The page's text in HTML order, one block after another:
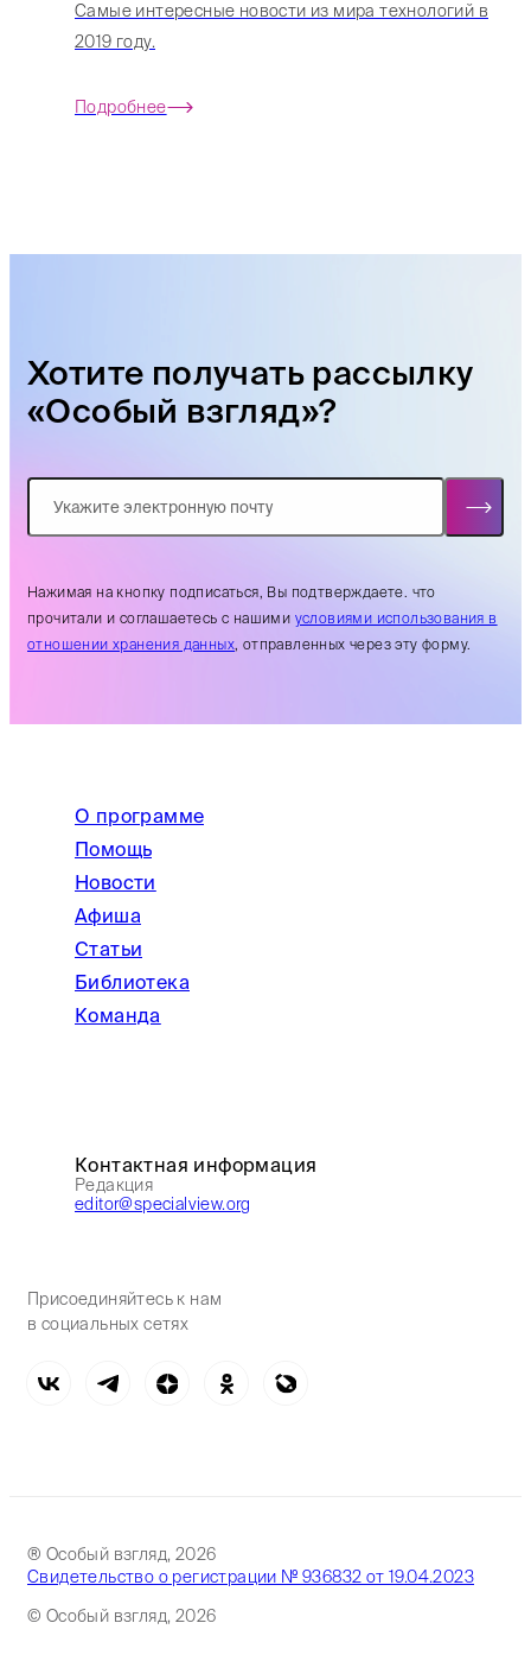
Самые интересные новости из мира технологий в
2019 году.
Подробнее
Хотите получать рассылку
«Особый взгляд»?
Нажимая на кнопку подписаться, Вы подтверждаете. что
прочитали и соглашаетесь с нашими условиями использования в
отношении хранения данных, отправленных через эту форму.
О программе
Помощь
Новости
Афиша
Статьи
Библиотека
Команда
Контактная информация
Редакция
editor@specialview.org
Присоединяйтесь к нам
в социальных сетях
® Особый взгляд, 2026
Свидетельство о регистрации № 936832 от 19.04.2023
© Особый взгляд, 2026